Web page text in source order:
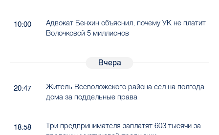
10:00
Адвокат Бенхин объяснил, почему УК не платит
Волочковой 5 миллионов
Вчера
20:47
Житель Всеволожского района сел на полгода
дома за поддельные права
18:58
Три предпринимателя заплатят 603 тысячи за